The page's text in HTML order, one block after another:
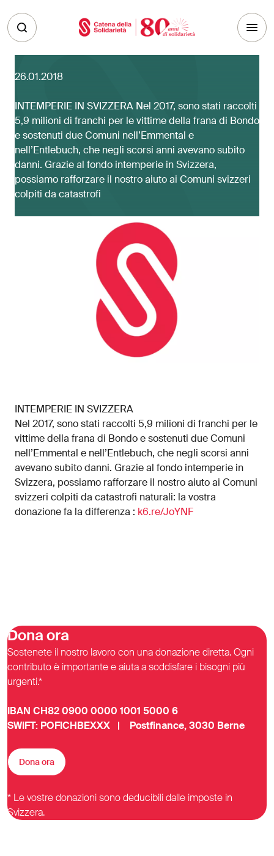
26.01.2018
INTEMPERIE IN SVIZZERA Nel 2017, sono stati raccolti
5,9 milioni di franchi per le vittime della frana di Bondo
e sostenuti due Comuni nell’Emmental e
nell’Entlebuch, che negli scorsi anni avevano subito
danni. Grazie al fondo intemperie in Svizzera,
possiamo rafforzare il nostro aiuto ai Comuni svizzeri
colpiti da catastrofi
INTEMPERIE IN SVIZZERA
Nel 2017, sono stati raccolti 5,9 milioni di franchi per le
vittime della frana di Bondo e sostenuti due Comuni
nell’Emmental e nell’Entlebuch, che negli scorsi anni
avevano subito danni. Grazie al fondo intemperie in
Svizzera, possiamo rafforzare il nostro aiuto ai Comuni
svizzeri colpiti da catastrofi naturali: la vostra
donazione fa la differenza : k6.re/JoYNF
Dona ora
Sostenete il nostro lavoro con una donazione diretta. Ogni
contributo è importante e aiuta a soddisfare i bisogni più
urgenti.*
IBAN CH82 0900 0000 1001 5000 6
SWIFT: POFICHBEXXX | Postfinance, 3030 Berne
Dona ora
* Le vostre donazioni sono deducibili dalle imposte in
Svizzera.